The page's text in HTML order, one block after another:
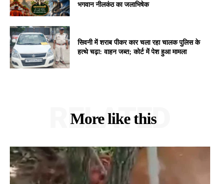
भगवान नीलकंठ का जलाभिषेक
सिवनी में शराब पीकर कार चला रहा चालक पुलिस के
हत्थे चढ़ा: वाहन जब्त; कोर्ट में पेश हुआ मामला
More like this
RELATED